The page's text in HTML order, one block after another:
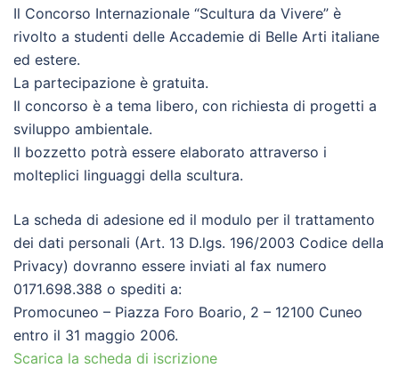
Il Concorso Internazionale “Scultura da Vivere” è
rivolto a studenti delle Accademie di Belle Arti italiane
ed estere.
La partecipazione è gratuita.
Il concorso è a tema libero, con richiesta di progetti a
sviluppo ambientale.
Il bozzetto potrà essere elaborato attraverso i
molteplici linguaggi della scultura.
La scheda di adesione ed il modulo per il trattamento
dei dati personali (Art. 13 D.lgs. 196/2003 Codice della
Privacy) dovranno essere inviati al fax numero
0171.698.388 o spediti a:
Promocuneo – Piazza Foro Boario, 2 – 12100 Cuneo
entro il 31 maggio 2006.
Scarica la scheda di iscrizione